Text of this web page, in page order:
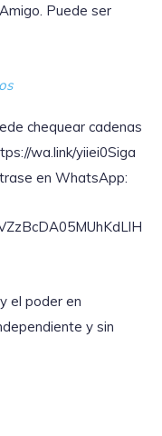
Puede ser
chequear cadenas
wa.link/yiiei0‎Siga
en WhatsApp:
el poder en
y sin